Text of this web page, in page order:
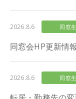
2026.8.6 同窓
同窓会HP更新情報
2026.8.6 同窓